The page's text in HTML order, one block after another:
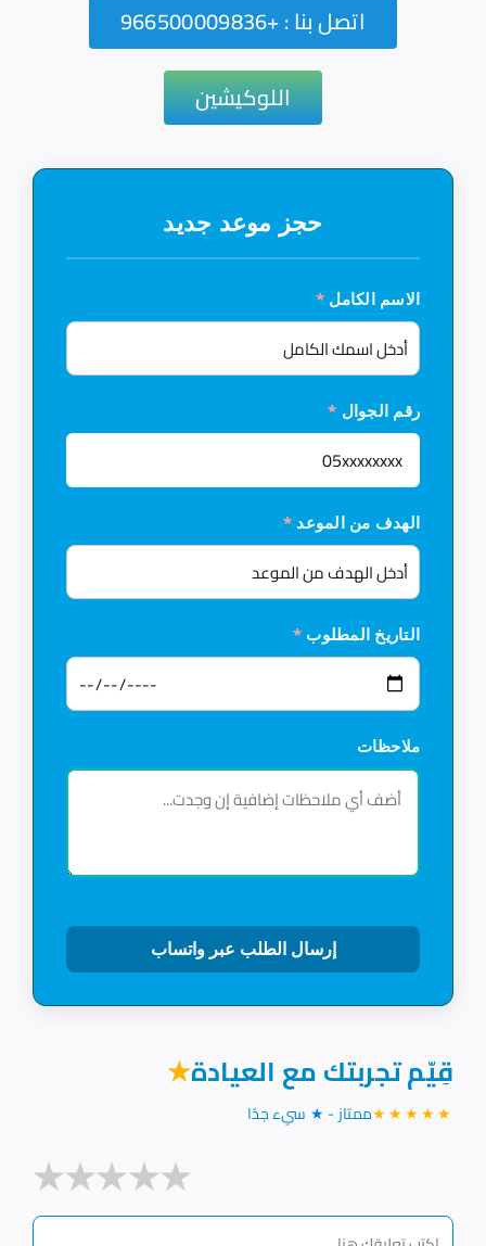
اتصل بنا : +966500009836
اللوكيشين
حجز موعد جديد
الاسم الكامل *
رقم الجوال *
الهدف من الموعد *
التاريخ المطلوب *
ملاحظات
إرسال الطلب عبر واتساب
قِيّم تجربتك مع العيادة★
★★★★★ممتاز - ★ سيء جدًا
★★★★★